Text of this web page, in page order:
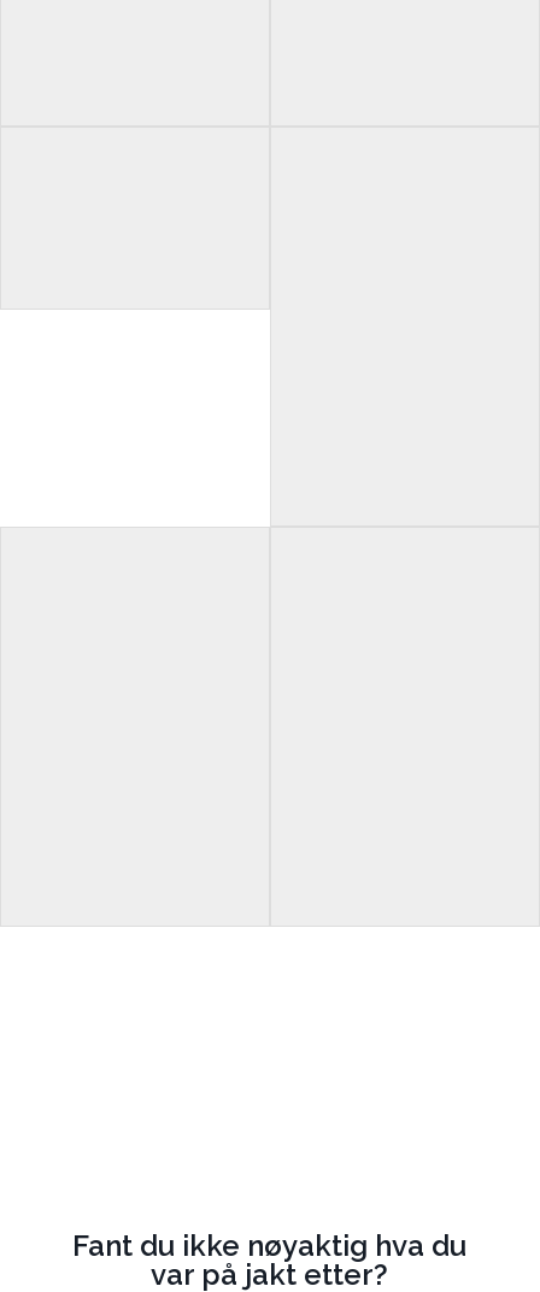
Fant du ikke nøyaktig hva du
var på jakt etter?